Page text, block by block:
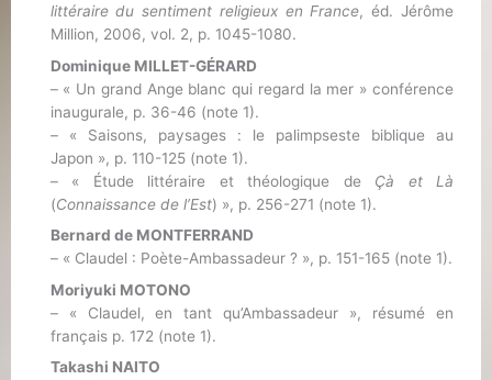
littéraire du sentiment religieux en France, éd. Jérôme
Million, 2006, vol. 2, p. 1045-1080.
Dominique MILLET-GÉRARD
– « Un grand Ange blanc qui regard la mer » conférence
inaugurale, p. 36-46 (note 1).
– « Saisons, paysages : le palimpseste biblique au
Japon », p. 110-125 (note 1).
– « Étude littéraire et théologique de Çà et Là
(Connaissance de l’Est) », p. 256-271 (note 1).
Bernard de MONTFERRAND
– « Claudel : Poète-Ambassadeur ? », p. 151-165 (note 1).
Moriyuki MOTONO
– « Claudel, en tant qu’Ambassadeur », résumé en
français p. 172 (note 1).
Takashi NAITO